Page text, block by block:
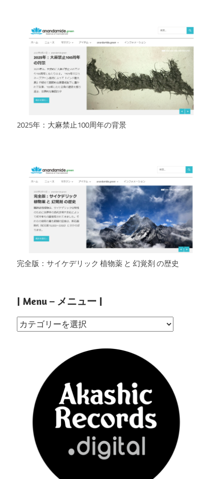
2025年：大麻禁止100周年の背景
完全版：サイケデリック 植物薬 と 幻覚剤 の歴史
| Menu – メニュー |